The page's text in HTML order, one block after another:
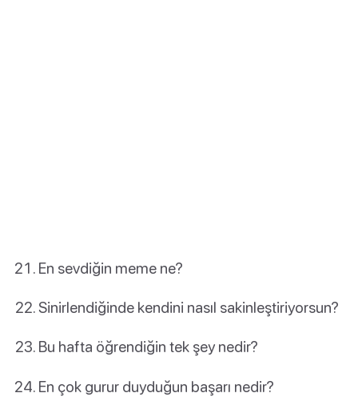
En sevdiğin meme ne?
Sinirlendiğinde kendini nasıl sakinleştiriyorsun?
Bu hafta öğrendiğin tek şey nedir?
En çok gurur duyduğun başarı nedir?